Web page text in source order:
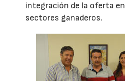
integración de la oferta
sectores ganaderos.